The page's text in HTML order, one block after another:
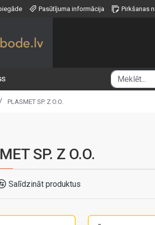
Pasūtījuma informācija Pirkšanas
PLASMET SP. Z O.O.
SP. Z O.O.
Salīdzināt produktus